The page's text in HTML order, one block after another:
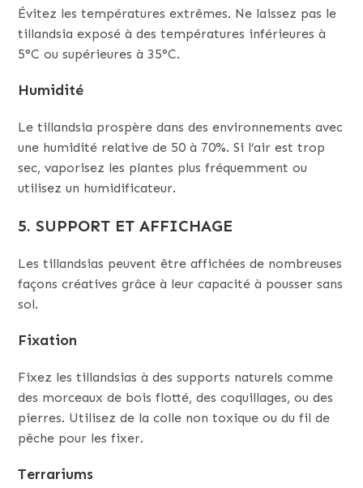
Évitez les températures extrêmes. Ne laissez pas le
tillandsia exposé à des températures inférieures à
5°C ou supérieures à 35°C.
Humidité
Le tillandsia prospère dans des environnements avec
une humidité relative de 50 à 70%. Si l’air est trop
sec, vaporisez les plantes plus fréquemment ou
utilisez un humidificateur.
5. SUPPORT ET AFFICHAGE
Les tillandsias peuvent être affichées de nombreuses
façons créatives grâce à leur capacité à pousser sans
sol.
Fixation
Fixez les tillandsias à des supports naturels comme
des morceaux de bois flotté, des coquillages, ou des
pierres. Utilisez de la colle non toxique ou du fil de
pêche pour les fixer.
Terrariums